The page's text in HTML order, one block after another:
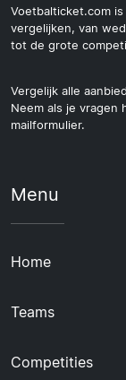
Voetbalticket.com
vergelijken, van
tot de grote
Vergelijk alle
Neem als je vragen
mailformulier.
Menu
Home
Teams
Competities